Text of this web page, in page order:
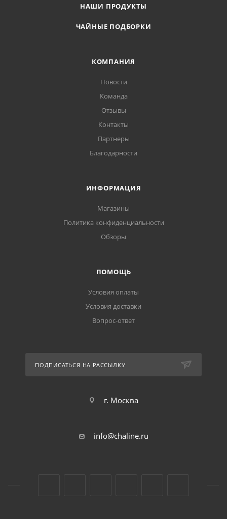
НАШИ ПРОДУКТЫ
ЧАЙНЫЕ ПОДБОРКИ
КОМПАНИЯ
Новости
Команда
Отзывы
Контакты
Партнеры
Благодарности
ИНФОРМАЦИЯ
Магазины
Политика конфиденциальности
Обзоры
ПОМОЩЬ
Условия оплаты
Условия доставки
Вопрос-ответ
ПОДПИСАТЬСЯ НА РАССЫЛКУ
г. Москва
info@chaline.ru